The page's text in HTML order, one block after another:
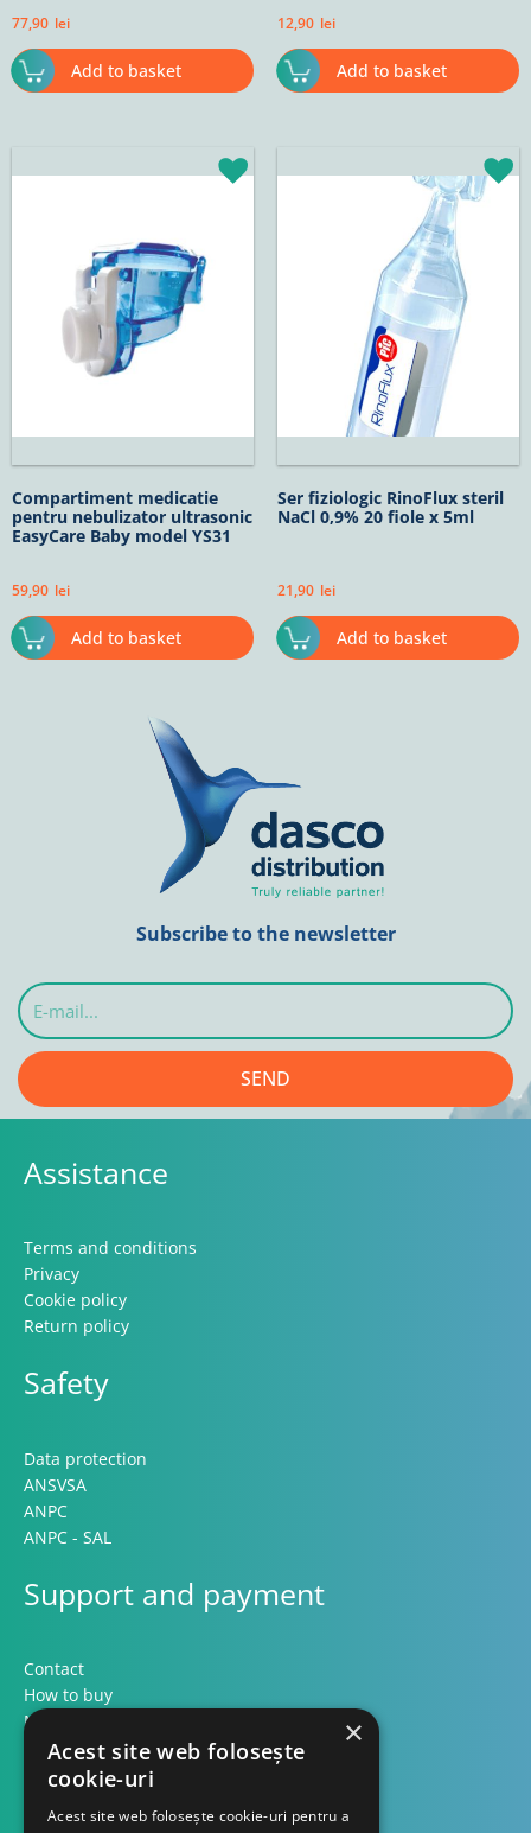
77,90 lei
Add to basket
12,90 lei
Add to basket
Compartiment medicatie
pentru nebulizator ultrasonic
EasyCare Baby model YS31
59,90 lei
Add to basket
Ser fiziologic RinoFlux steril
NaCl 0,9% 20 fiole x 5ml
21,90 lei
Add to basket
Subscribe to the newsletter
E-
mail...
SEND
Assistance
Terms and conditions
Privacy
Cookie policy
Return policy
Safety
Data protection
ANSVSA
ANPC
ANPC - SAL
Support and payment
Contact
How to buy
Methods of payment
Formular retur
Contact
×
Acest site web folosește
cookie-uri
Acest site web folosește cookie-uri pentru a